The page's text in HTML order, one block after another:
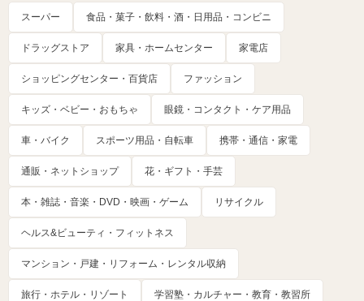
スーパー 食品・菓子・飲料・酒・日用品・コンビニ
ドラッグストア 家具・ホームセンター 家電店
ショッピングセンター・百貨店 ファッション
キッズ・ベビー・おもちゃ 眼鏡・コンタクト・ケア用品
車・バイク スポーツ用品・自転車 携帯・通信・家電
通販・ネットショップ 花・ギフト・手芸
本・雑誌・音楽・DVD・映画・ゲーム リサイクル
ヘルス&ビューティ・フィットネス
マンション・戸建・リフォーム・レンタル収納
旅行・ホテル・リゾート 学習塾・カルチャー・教育・教習所